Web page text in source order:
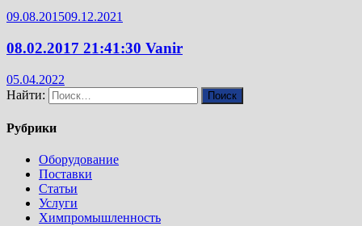
09.08.201509.12.2021
08.02.2017 21:41:30 Vanir
05.04.2022
Найти:
Рубрики
Оборудование
Поставки
Статьи
Услуги
Химпромышленность